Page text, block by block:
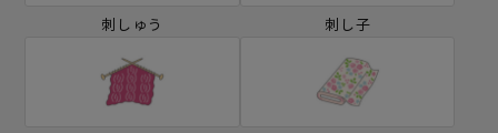
刺しゅう 刺し子